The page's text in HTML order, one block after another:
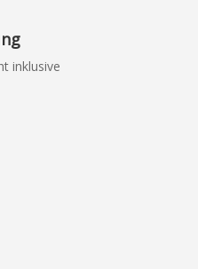
inklusive